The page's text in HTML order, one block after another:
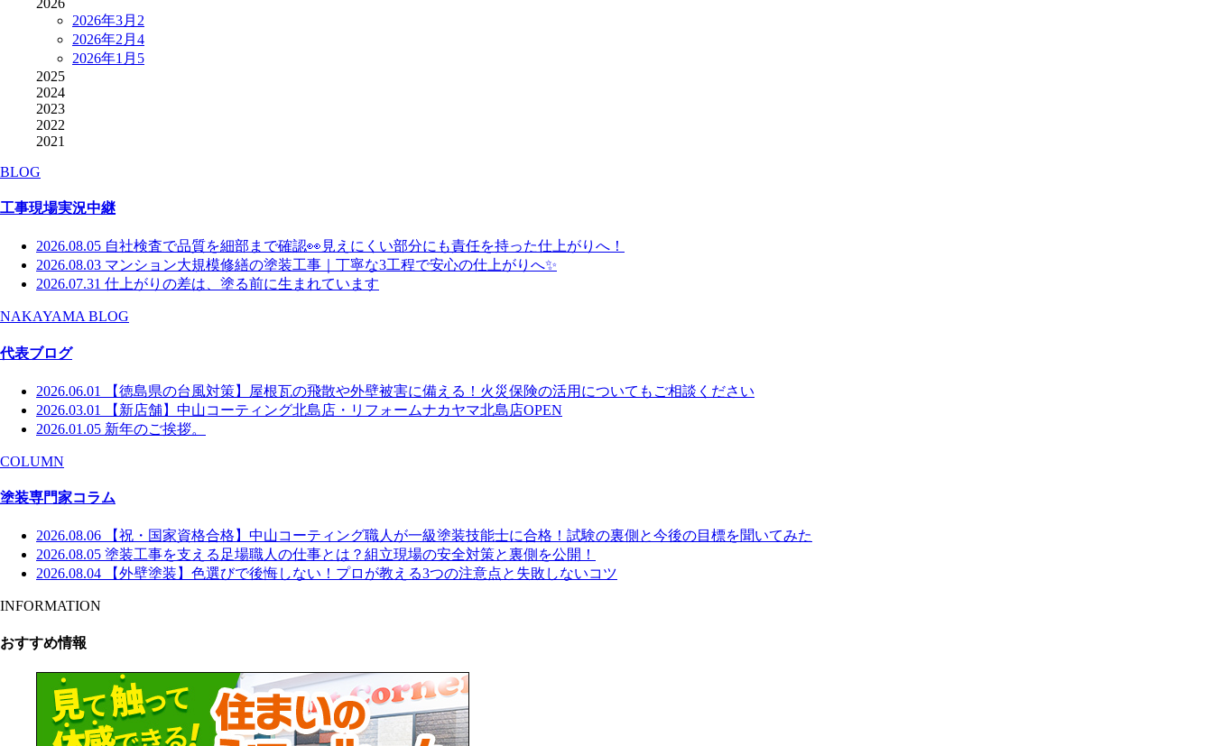
2026年3月 2
2026年2月 4
2026年1月 5
2025
2024
2023
2022
2021
BLOG
工事現場実況中継
2026.08.05 自社検査で品質を細部まで確認👀見えにくい部分にも責任を持った仕上がりへ！
2026.08.03 マンション大規模修繕の塗装工事｜丁寧な3工程で安心の仕上がりへ✨
2026.07.31 仕上がりの差は、塗る前に生まれています
NAKAYAMA BLOG
代表ブログ
2026.06.01
【徳島県の台風対策】屋根瓦の飛散や外壁被害に備える！火災保険の活用についてもご相談ください
2026.03.01
【新店舗】中山コーティング北島店・リフォームナカヤマ北島店OPEN
2026.01.05 新年のご挨拶。
COLUMN
塗装専門家コラム
2026.08.06
【祝・国家資格合格】中山コーティング職人が一級塗装技能士に合格！試験の裏側と今後の目標を聞いてみた
2026.08.05 塗装工事を支える足場職人の仕事とは？組立現場の安全対策と裏側を公開！
2026.08.04
【外壁塗装】色選びで後悔しない！プロが教える3つの注意点と失敗しないコツ
INFORMATION
おすすめ情報